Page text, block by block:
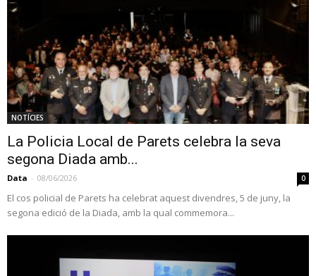
NOTÍCIES
La Policia Local de Parets celebra la seva
segona Diada amb...
Data - 08/06/2026 0
El cos policial de Parets ha celebrat aquest divendres, 5 de juny, la
segona edició de la Diada, amb la qual commemora...